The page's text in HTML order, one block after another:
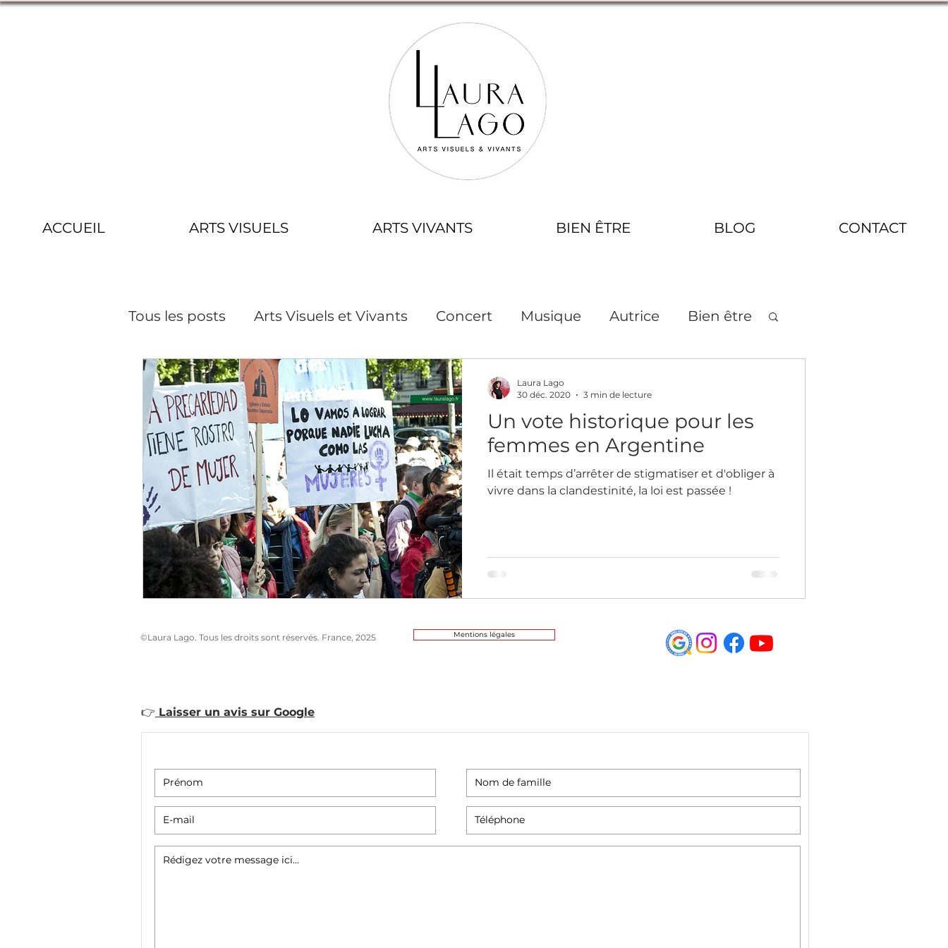
ACCUEIL ARTS VISUELS ARTS VIVANTS BIEN ÊTRE BLOG CONTACT
Tous les posts Arts Visuels et Vivants Concert Musique Autrice Bien être
Pilates Pilates, cours Privés et collectifs
Performance Création Photographe Paris Art print Paris
Soins du visage Danse Action pour les droits des femmes
Cineaste-Vidéaste Cours en ligne Création de contenu visuel
Artiste peintre Paris Artiste auteure plasticienne Yoga du Visage
Un vote historique pour les
femmes en Argentine
Il était temps d’arrêter de stigmatiser et d'obliger à
vivre dans la clandestinité, la loi est passée !
Laura Lago
30 déc. 2020
3 min de lecture
©Laura Lago. Tous les droits sont réservés. France, 2025 Mentions légales
👉 Laisser un avis sur Google